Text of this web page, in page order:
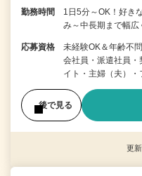
勤務時間
1日5分～OK！好き
み～中長期まで幅広
応募資格
未経験OK＆年齢不
会社員・派遣社員
イト・主婦（夫）
後で見る
更